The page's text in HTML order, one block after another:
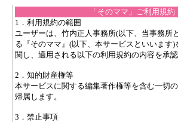
「そのママ」ご利用規約
1．利用規約の範囲
ユーザーは、竹内正人事務所(以下、当事務所
る『そのママ』(以下、本サービスといいます)
関し、適用される以下の利用規約の内容を承認
2．知的財産権等
本サービスに関する編集著作権等を含む一切
帰属します。
3．禁止事項